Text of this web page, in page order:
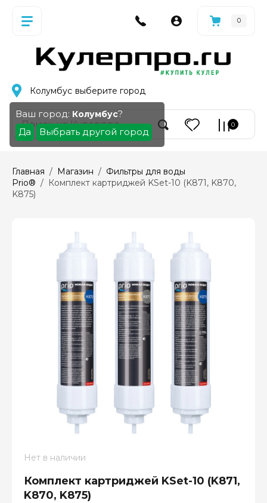
0
Колумбус выберите город
Ваш город: Колумбус?
Да
Выбрать другой город
0
Главная / Магазин / Фильтры для воды
Prio® /  Комплект картриджей KSet-10 (K871, K870,
K875)
Нет в наличии
Комплект картриджей KSet-10 (K871,
K870, K875)